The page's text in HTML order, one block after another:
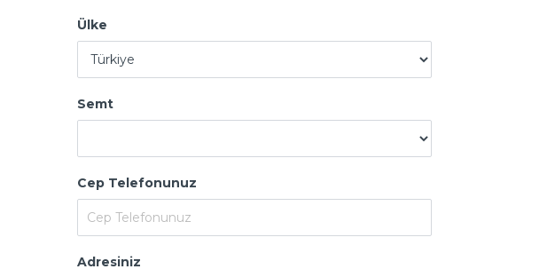
Ülke
Semt
Cep Telefonunuz
Adresiniz